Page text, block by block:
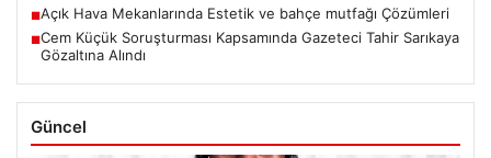
■Açık Hava Mekanlarında Estetik ve bahçe mutfağı Çözümleri
■Cem Küçük Soruşturması Kapsamında Gazeteci Tahir Sarıkaya
Gözaltına Alındı
Güncel